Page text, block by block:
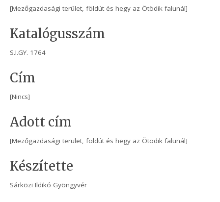
[Mezőgazdasági terület, földút és hegy az Ötödik falunál]
Katalógusszám
S.I.GY. 1764
Cím
[Nincs]
Adott cím
[Mezőgazdasági terület, földút és hegy az Ötödik falunál]
Készítette
Sárközi Ildikó Gyöngyvér